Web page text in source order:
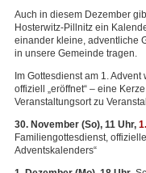
Auch in diesem Dezember
Hosterwitz-Pillnitz ein
einander kleine, adventliche
in unsere Gemeinde tragen.
Im Gottesdienst am 1.
offiziell „eröffnet“ – eine
Veranstaltungsort zu
30. November (So), 11 Uhr,
Familiengottesdienst,
Adventskalenders“